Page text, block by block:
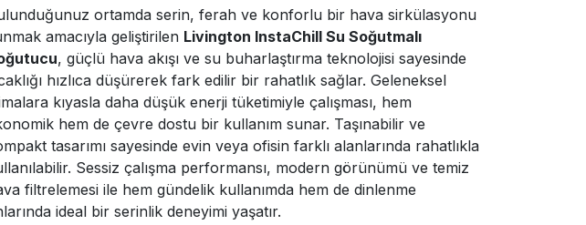
ortamda serin, ferah ve konforlu bir hava sirkülasyonu
amacıyla geliştirilen Livington InstaChill Su Soğutmalı
, güçlü hava akışı ve su buharlaştırma teknolojisi sayesinde
hızlıca düşürerek fark edilir bir rahatlık sağlar. Geleneksel
kıyasla daha düşük enerji tüketimiyle çalışması, hem
hem de çevre dostu bir kullanım sunar. Taşınabilir ve
tasarımı sayesinde evin veya ofisin farklı alanlarında rahatlıkla
Sessiz çalışma performansı, modern görünümü ve temiz
filtrelemesi ile hem gündelik kullanımda hem de dinlenme
ideal bir serinlik deneyimi yaşatır.